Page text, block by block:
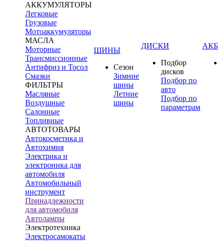
АККУМУЛЯТОРЫ
Легковые
Грузовые
Мотоаккумуляторы
МАСЛА
Моторные
Трансмиссионные
Антифриз и Тосол
Смазки
ФИЛЬТРЫ
Масляные
Воздушные
Салонные
Топливные
АВТОТОВАРЫ
Автокосметика и
Автохимия
Электрика и
электроника для
автомобиля
Автомобильный
инструмент
Принадлежности
для автомобиля
Автолампы
Электротехника
Электросамокаты
ШИНЫ
Сезон
Зимние
шины
Летние
шины
ДИСКИ
Подбор
дисков
Подбор по
авто
Подбор по
параметрам
АКБ